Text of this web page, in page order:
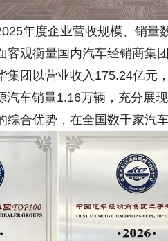
年度企业营收规模、销量
客观衡量国内汽车经销商集
集团以营业收入175.24亿元
汽车销量1.16万辆，充分展
合优势，在全国数千家汽